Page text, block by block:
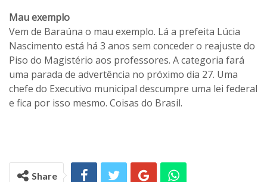
Mau exemplo
Vem de Baraúna o mau exemplo. Lá a prefeita Lúcia
Nascimento está há 3 anos sem conceder o reajuste do
Piso do Magistério aos professores. A categoria fará
uma parada de advertência no próximo dia 27. Uma
chefe do Executivo municipal descumpre uma lei federal
e fica por isso mesmo. Coisas do Brasil.
Share